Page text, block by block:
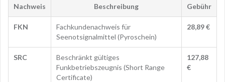
Nachweis Beschreibung Gebühr
FKN
Fachkundenachweis für
Seenotsignalmittel (Pyroschein)
28,89 €
SRC
Beschränkt gültiges
Funkbetriebszeugnis (Short Range
Certificate)
127,88
€